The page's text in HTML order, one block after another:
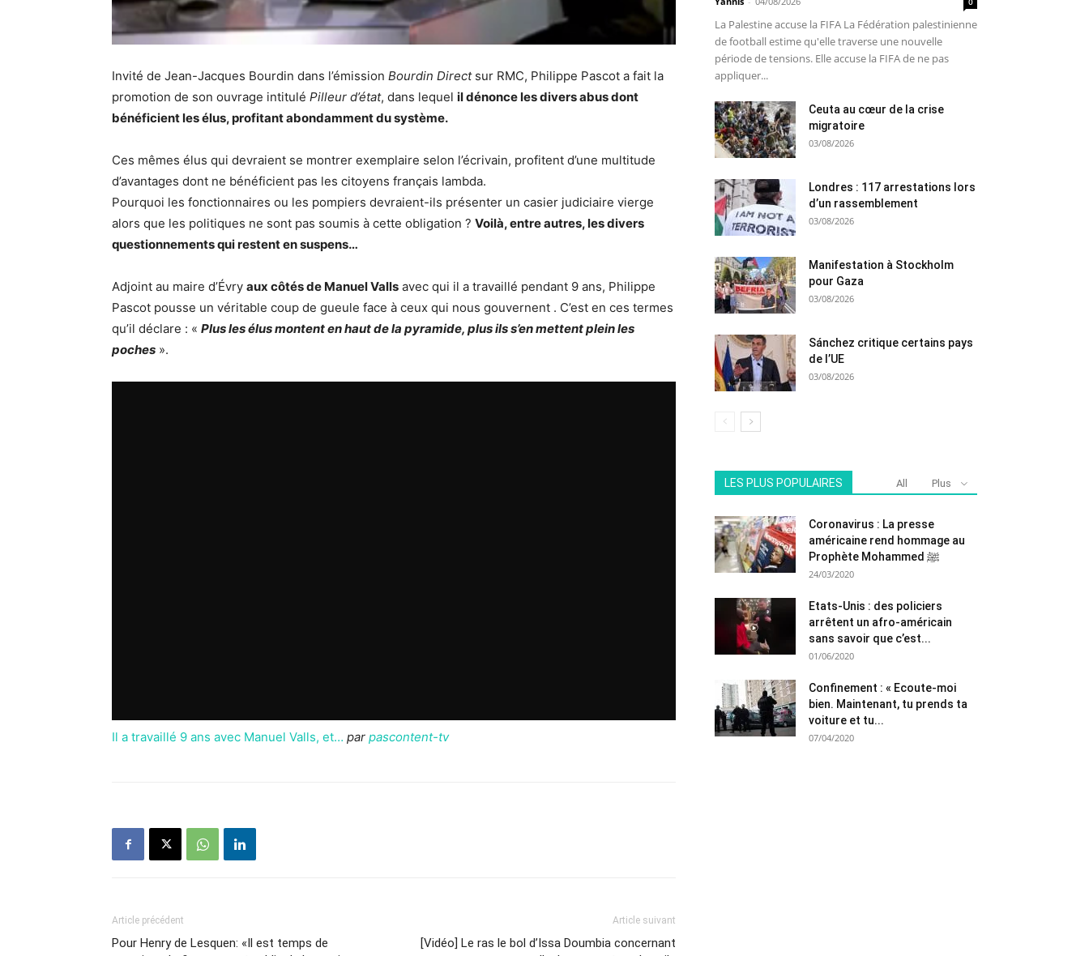
Invité de Jean-Jacques Bourdin dans l’émission Bourdin Directsur RMC, Philippe Pascot a fait la
promotion de son ouvrage intitulé Pilleur d’état, dans lequel il dénonce les divers abus dont
bénéficient les élus, profitant abondamment du système.
Ces mêmes élus qui devraient se montrer exemplaire selon l’écrivain, profitent d’une multitude
d’avantages dont ne bénéficient pas les citoyens français lambda.
Pourquoi les fonctionnaires ou les pompiers devraient-ils présenter un casier judiciaire vierge
alors que les politiques ne sont pas soumis à cette obligation ? Voilà, entre autres, les divers
questionnements qui restent en suspens…
Adjoint au maire d’Évry aux côtés de Manuel Valls avec qui il a travaillé pendant 9 ans, Philippe
Pascot pousse un véritable coup de gueule face à ceux qui nous gouvernent . C’est en ces termes
qu’il déclare : « Plus les élus montent en haut de la pyramide, plus ils s’en mettent plein les
poches ».
Il a travaillé 9 ans avec Manuel Valls, et… par pascontent-tv
Article précédent
Pour Henry de Lesquen: «Il est temps de
Article suivant
[Vidéo] Le ras le bol d’Issa Doumbia concernant
La Palestine accuse la FIFA La Fédération palestinienne
de football estime qu'elle traverse une nouvelle
période de tensions. Elle accuse la FIFA de ne pas
appliquer...
Ceuta au cœur de la crise
migratoire
03/08/2026
Londres : 117 arrestations lors
d’un rassemblement
03/08/2026
Manifestation à Stockholm
pour Gaza
03/08/2026
Sánchez critique certains pays
de l’UE
03/08/2026
LES PLUS POPULAIRES All Plus
Coronavirus : La presse
américaine rend hommage au
Prophète Mohammed ﷺ
24/03/2020
Etats-Unis : des policiers
arrêtent un afro-américain
sans savoir que c’est...
01/06/2020
Confinement : « Ecoute-moi
bien. Maintenant, tu prends ta
voiture et tu...
07/04/2020